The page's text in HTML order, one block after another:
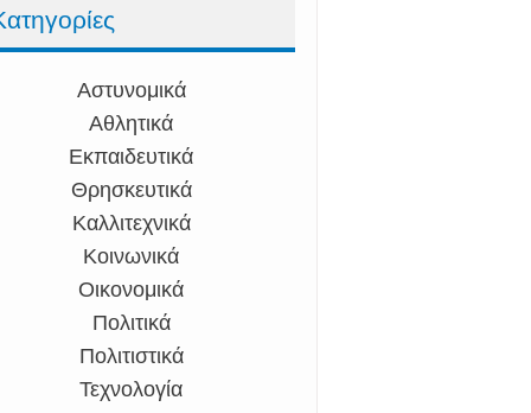
Αστυνομικά
Αθλητικά
Εκπαιδευτικά
Θρησκευτικά
Καλλιτεχνικά
Κοινωνικά
Οικονομικά
Πολιτικά
Πολιτιστικά
Τεχνολογία